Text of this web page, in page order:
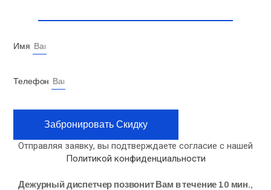
Бузулук
Великий Новгород
Верхняя Салда
Видное
Владимир
Волгоград
Волгодонск
Волжский
Имя
Телефон
Забронировать Скидку
Отправляя заявку, вы подтверждаете согласие с нашей
Политикой конфиденциальности
Дежурный диспетчер позвонит Вам в течение 10 мин.,